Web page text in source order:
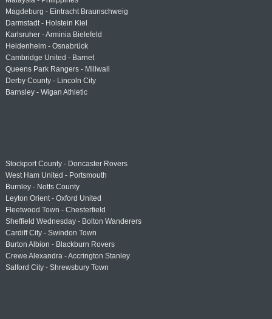
Magdeburg - Eintracht Braunschweig
Darmstadt - Holstein Kiel
Karlsruher - Arminia Bielefeld
Heidenheim - Osnabrück
Cambridge United - Barnet
Queens Park Rangers - Millwall
Derby County - Lincoln City
Barnsley - Wigan Athletic
Stockport County - Doncaster Rovers
West Ham United - Portsmouth
Burnley - Notts County
Leyton Orient - Oxford United
Fleetwood Town - Chesterfield
Sheffield Wednesday - Bolton Wanderers
Cardiff City - Swindon Town
Burton Albion - Blackburn Rovers
Crewe Alexandra - Accrington Stanley
Salford City - Shrewsbury Town